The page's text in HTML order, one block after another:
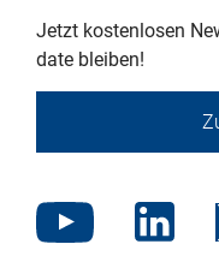
Jetzt kostenlosen
date bleiben!